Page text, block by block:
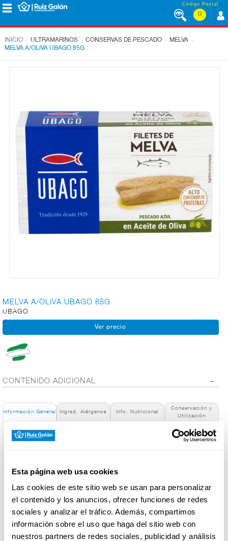
Esta página web usa cookies
Las cookies de este sitio web se usan para personalizar
el contenido y los anuncios, ofrecer funciones de redes
sociales y analizar el tráfico. Además, compartimos
información sobre el uso que haga del sitio web con
nuestros partners de redes sociales, publicidad y análisis
Saltar al contenido Código Postal
0
CORPORATIVO
DESAYUNO
MERIENDA
CONGELADOS
QUESOS
CORTE
BEBIDAS
Y LIMPIEZA
E HIGIENE
INICIO . ULTRAMARINOS . CONSERVAS DE PESCADO . MELVA .
MELVA A/OLIVA UBAGO 85G
MELVA A/OLIVA UBAGO 85G
UBAGO
CONTENIDO ADICIONAL
Información General Ingred. Alérgenos Info. Nutricional
Conservación y
Utilización
Denominación de alimento:
Nombre de Operador:
UBAGO GROUP MARE S.L.
Dirección del Operador:
C/Charles Darwin, 3. 29590 Málaga
Cantidad neta:
115 gr
Peso escurrido: